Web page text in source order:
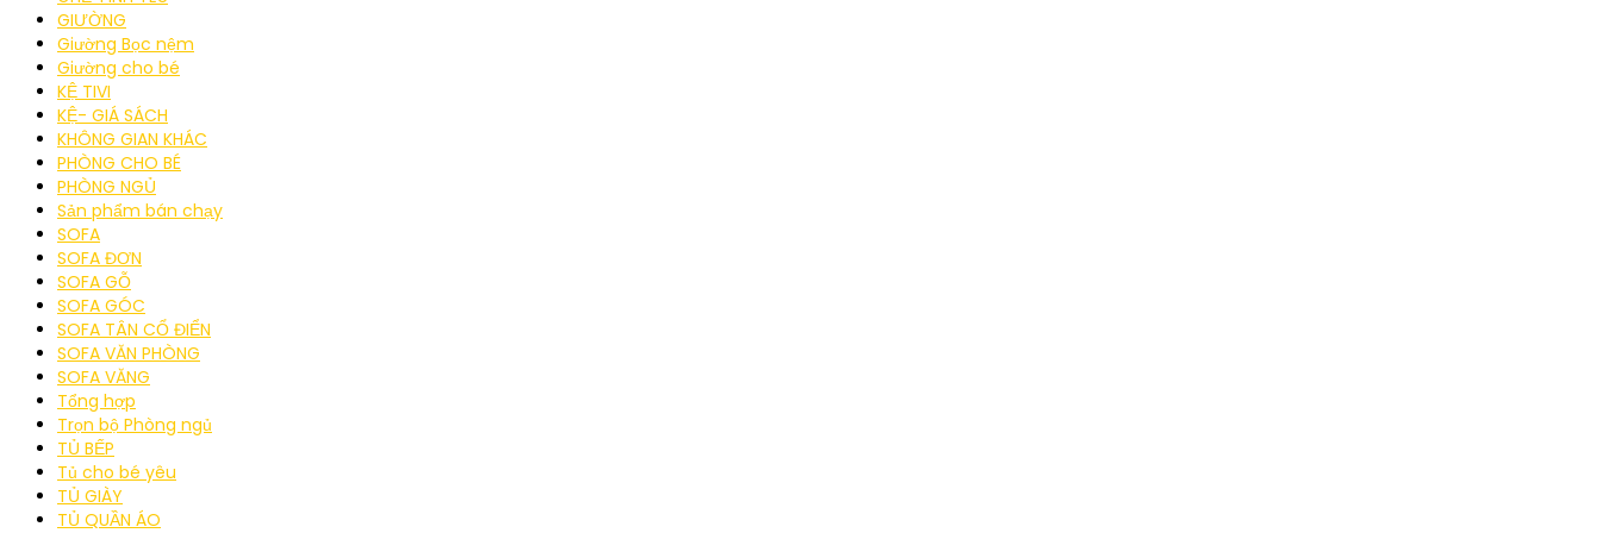
GIƯỜNG
Giường Bọc nệm
Giường cho bé
KỆ TIVI
KỆ- GIÁ SÁCH
KHÔNG GIAN KHÁC
PHÒNG CHO BÉ
PHÒNG NGỦ
Sản phẩm bán chạy
SOFA
SOFA ĐƠN
SOFA GỖ
SOFA GÓC
SOFA TÂN CỔ ĐIỂN
SOFA VĂN PHÒNG
SOFA VĂNG
Tổng hợp
Trọn bộ Phòng ngủ
TỦ BẾP
Tủ cho bé yêu
TỦ GIÀY
TỦ QUẦN ÁO